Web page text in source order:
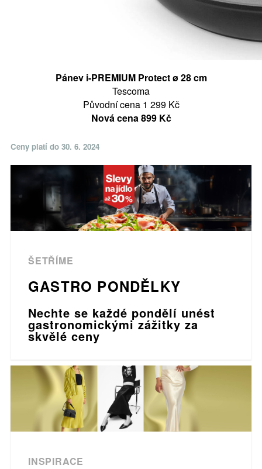
Pánev i-PREMIUM Protect ø 28 cm
Tescoma
Původní cena 1 299 Kč
Nová cena 899 ​​​​Kč
Ceny platí do 30. 6. 2024
ŠETŘÍME
GASTRO PONDĚLKY
Nechte se každé pondělí unést
gastronomickými zážitky za
skvělé ceny
INSPIRACE